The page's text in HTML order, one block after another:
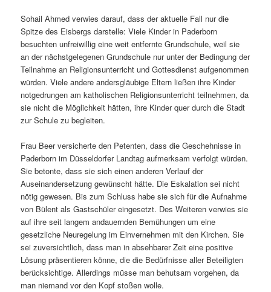
Sohail Ahmed verwies darauf, dass der aktuelle Fall nur die
Spitze des Eisbergs darstelle: Viele Kinder in Paderborn
besuchten unfreiwillig eine weit entfernte Grundschule, weil sie
an der nächstgelegenen Grundschule nur unter der Bedingung der
Teilnahme an Religionsunterricht und Gottesdienst aufgenommen
würden. Viele andere andersgläubige Eltern ließen ihre Kinder
notgedrungen am katholischen Religionsunterricht teilnehmen, da
sie nicht die Möglichkeit hätten, ihre Kinder quer durch die Stadt
zur Schule zu begleiten.
Frau Beer versicherte den Petenten, dass die Geschehnisse in
Paderborn im Düsseldorfer Landtag aufmerksam verfolgt würden.
Sie betonte, dass sie sich einen anderen Verlauf der
Auseinandersetzung gewünscht hätte. Die Eskalation sei nicht
nötig gewesen. Bis zum Schluss habe sie sich für die Aufnahme
von Bülent als Gastschüler eingesetzt. Des Weiteren verwies sie
auf ihre seit langem andauernden Bemühungen um eine
gesetzliche Neuregelung im Einvernehmen mit den Kirchen. Sie
sei zuversichtlich, dass man in absehbarer Zeit eine positive
Lösung präsentieren könne, die die Bedürfnisse aller Beteiligten
berücksichtige. Allerdings müsse man behutsam vorgehen, da
man niemand vor den Kopf stoßen wolle.